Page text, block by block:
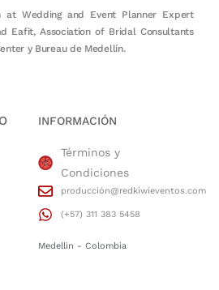
at Wedding and Event Planner Expert
Eafit, Association of Bridal Consultants
y Bureau de Medellín.
INFORMACIÓN
Términos y
Condiciones
producción@redkiwieventos.com
(+57) 311 383 5458
Medellin - Colombia